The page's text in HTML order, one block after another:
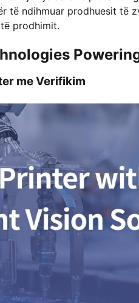
të ndihmuar prodhuesit të
prodhimit.
me Verifikim